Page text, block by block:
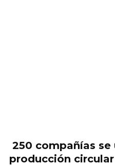
250 compañías se
producción